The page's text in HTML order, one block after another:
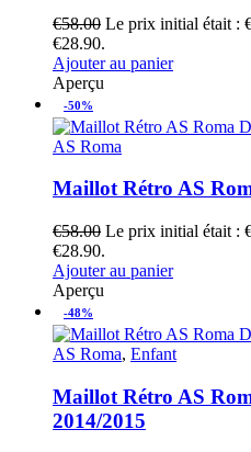
€58.00 Le prix initial était :
€28.90.
Ajouter au panier
Aperçu
-50%
AS Roma
Maillot Rétro AS
€58.00 Le prix initial était :
€28.90.
Ajouter au panier
Aperçu
-48%
AS Roma, Enfant
Maillot Rétro AS
2014/2015